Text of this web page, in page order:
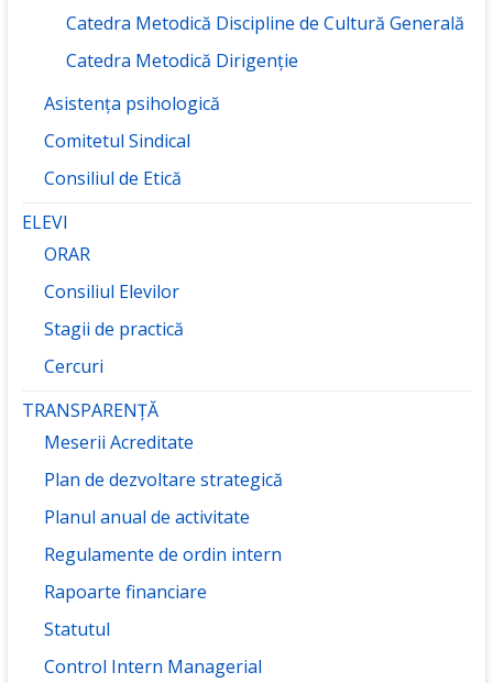
Catedra Metodică Discipline de Cultură Generală
Catedra Metodică Dirigenție
Asistența psihologică
Comitetul Sindical
Consiliul de Etică
ELEVI
ORAR
Consiliul Elevilor
Stagii de practică
Cercuri
TRANSPARENȚĂ
Meserii Acreditate
Plan de dezvoltare strategică
Planul anual de activitate
Regulamente de ordin intern
Rapoarte financiare
Statutul
Control Intern Managerial